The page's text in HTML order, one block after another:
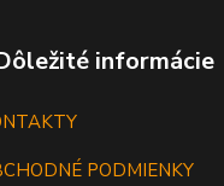
informácie
PODMIENKY